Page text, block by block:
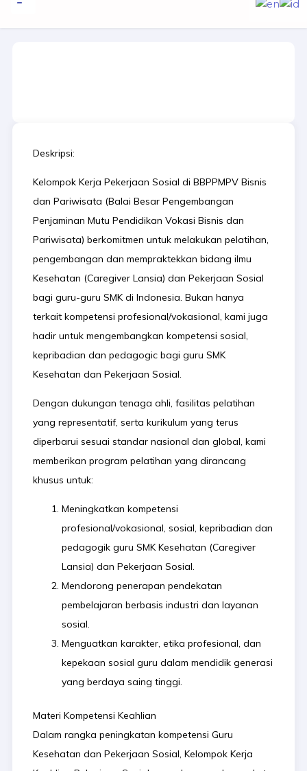
Deskripsi:
Kelompok Kerja Pekerjaan Sosial di BBPPMPV Bisnis
dan Pariwisata (Balai Besar Pengembangan
Penjaminan Mutu Pendidikan Vokasi Bisnis dan
Pariwisata) berkomitmen untuk melakukan pelatihan,
pengembangan dan mempraktekkan bidang ilmu
Kesehatan (Caregiver Lansia) dan Pekerjaan Sosial
bagi guru-guru SMK di Indonesia. Bukan hanya
terkait kompetensi profesional/vokasional, kami juga
hadir untuk mengembangkan kompetensi sosial,
kepribadian dan pedagogic bagi guru SMK
Kesehatan dan Pekerjaan Sosial.
Dengan dukungan tenaga ahli, fasilitas pelatihan
yang representatif, serta kurikulum yang terus
diperbarui sesuai standar nasional dan global, kami
memberikan program pelatihan yang dirancang
khusus untuk:
Meningkatkan kompetensi
profesional/vokasional, sosial, kepribadian dan
pedagogik guru SMK Kesehatan (Caregiver
Lansia) dan Pekerjaan Sosial.
Mendorong penerapan pendekatan
pembelajaran berbasis industri dan layanan
sosial.
Menguatkan karakter, etika profesional, dan
kepekaan sosial guru dalam mendidik generasi
yang berdaya saing tinggi.
Materi Kompetensi Keahlian
Dalam rangka peningkatan kompetensi Guru
Kesehatan dan Pekerjaan Sosial, Kelompok Kerja